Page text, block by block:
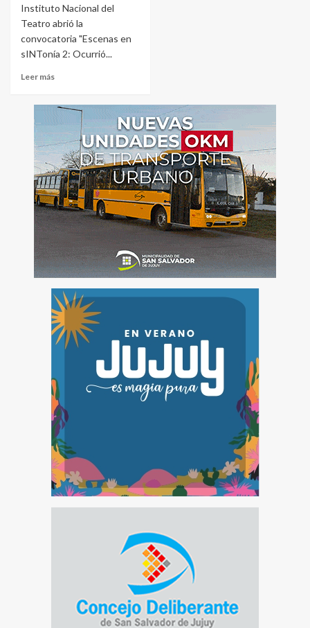
Instituto Nacional del
Teatro abrió la
convocatoria "Escenas en
sINTonía 2: Ocurrió...
Leer más